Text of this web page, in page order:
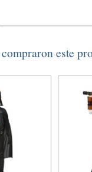
este